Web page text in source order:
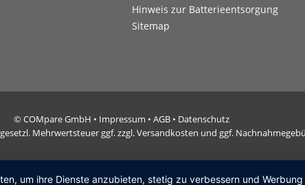
Hinweis zur Batterieentsorgung
Sitemap
© COMpare GmbH • Impressum • AGB • Datenschutz
Mehrwertsteuer ggf. zzgl. Versandkosten und ggf.
um ihre Dienste anzubieten, stetig zu verbessern und